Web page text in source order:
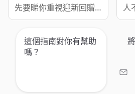
時
學生、主婦、Freelancer
申請信用卡。
先要睇你重視迎新回贈
[https://
[https://
人
卡
這個指南對你有幫助
嗎？
